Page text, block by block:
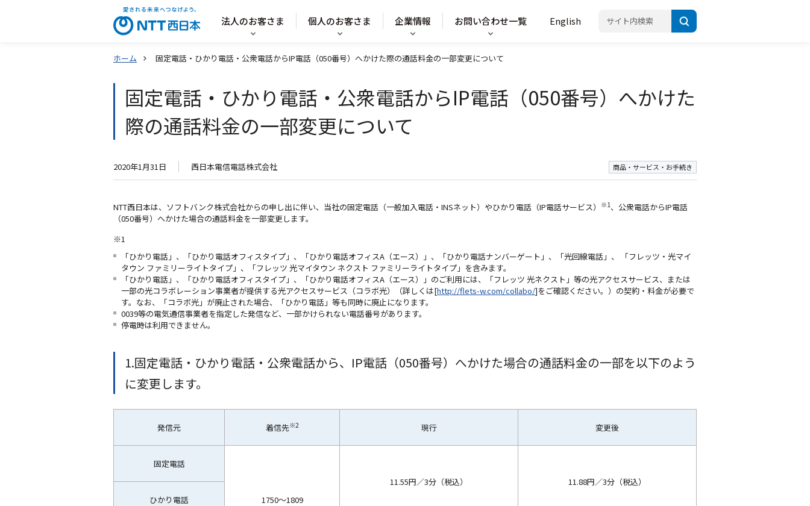
法人のお客さま 個人のお客さま 企業情報 お問い合わせ一覧 English
ホーム 固定電話・ひかり電話・公衆電話からIP電話（050番号）へかけた際の通話料金の一部変更について
固定電話・ひかり電話・公衆電話からIP電話（050番号）へかけた
際の通話料金の一部変更について
2020年1月31日 西日本電信電話株式会社 商品・サービス・お手続き
NTT西日本は、ソフトバンク株式会社からの申し出に伴い、当社の固定電話（一般加入電話・INSネット）やひかり電話（IP電話サービス） ※1 、公衆電話からIP電話
（050番号）へかけた場合の通話料金を一部変更します。
※1
「ひかり電話」、「ひかり電話オフィスタイプ」、「ひかり電話オフィスA（エース）」、「ひかり電話ナンバーゲート」、「光回線電話」、 「フレッツ・光マイ
タウン ファミリーライトタイプ」、「フレッツ 光マイタウン ネクスト ファミリーライトタイプ」を含みます。
「ひかり電話」、「ひかり電話オフィスタイプ」、「ひかり電話オフィスA（エース）」のご利用には、「フレッツ 光ネクスト」等の光アクセスサービス、または
一部の光コラボレーション事業者が提供する光アクセスサービス（コラボ光）（詳しくは[http://flets-w.com/collabo/]をご確認ください。）の契約・料金が必要で
す。なお、「コラボ光」が廃止された場合、「ひかり電話」等も同時に廃止になります。
0039等の電気通信事業者を指定した発信など、一部かけられない電話番号があります。
停電時は利用できません。
1.固定電話・ひかり電話・公衆電話から、IP電話（050番号）へかけた場合の通話料金の一部を以下のよう
に変更します。
発信元 着信先※2 現行 変更後
固定電話
1750～1809
11.55円／3分（税込）
11.88円／3分（税込）
ひかり電話